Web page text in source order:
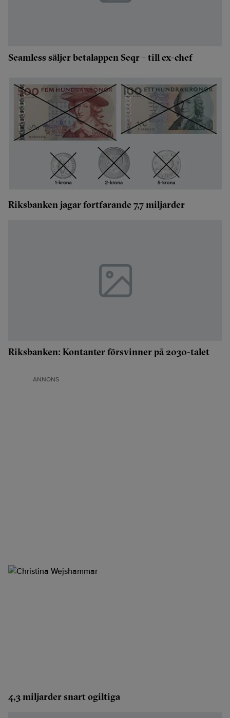
Seamless säljer betalappen Seqr – till ex-chef
Riksbanken jagar fortfarande 7,7 miljarder
Riksbanken: Kontanter försvinner på 2030-talet
ANNONS
4,3 miljarder snart ogiltiga